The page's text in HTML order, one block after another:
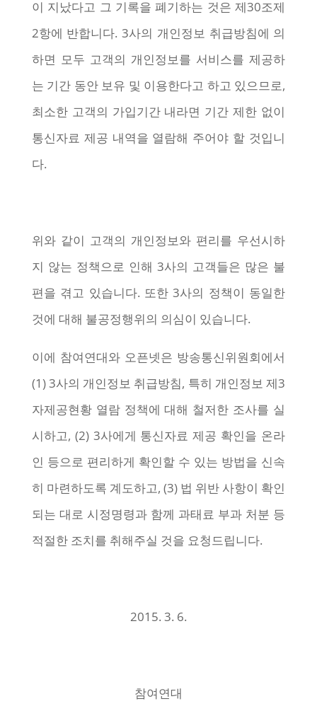
이 지났다고 그 기록을 폐기하는 것은 제30조제
2항에 반합니다. 3사의 개인정보 취급방침에 의
하면 모두 고객의 개인정보를 서비스를 제공하
는 기간 동안 보유 및 이용한다고 하고 있으므로,
최소한 고객의 가입기간 내라면 기간 제한 없이
통신자료 제공 내역을 열람해 주어야 할 것입니
다.
위와 같이 고객의 개인정보와 편리를 우선시하
지 않는 정책으로 인해 3사의 고객들은 많은 불
편을 겪고 있습니다. 또한 3사의 정책이 동일한
것에 대해 불공정행위의 의심이 있습니다.
이에 참여연대와 오픈넷은 방송통신위원회에서
(1) 3사의 개인정보 취급방침, 특히 개인정보 제3
자제공현황 열람 정책에 대해 철저한 조사를 실
시하고, (2) 3사에게 통신자료 제공 확인을 온라
인 등으로 편리하게 확인할 수 있는 방법을 신속
히 마련하도록 계도하고, (3) 법 위반 사항이 확인
되는 대로 시정명령과 함께 과태료 부과 처분 등
적절한 조치를 취해주실 것을 요청드립니다.
2015. 3. 6.
참여연대